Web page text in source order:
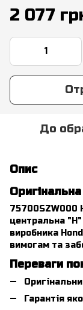
2 077
До
Опис
75700SZW000
центральна "Н"
виробника
вимогам та
Переваги
Гарантія